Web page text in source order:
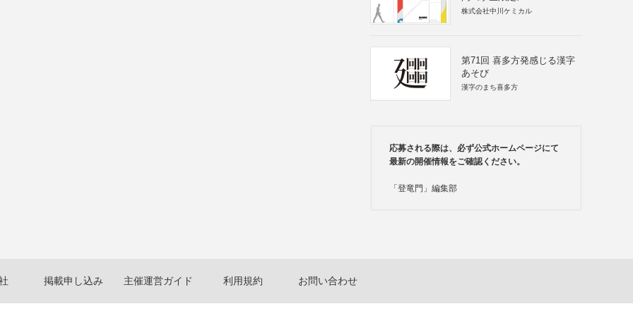
株式会社中川ケミカル
第71回 喜多方発感じる漢字
あそび
漢字のまち喜多方
応募される際は、必ず公式ホームページにて
最新の開催情報をご確認ください。
「登竜門」編集部
掲載申し込み 主催運営ガイド 利用規約 お問い合わせ